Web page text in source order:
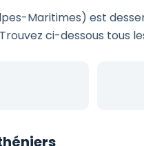
Maritimes) est
ci-dessous tous